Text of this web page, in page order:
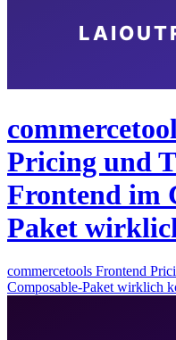
Pricing und
Frontend im
Paket
commercetools Frontend
Composable-Paket wirklich